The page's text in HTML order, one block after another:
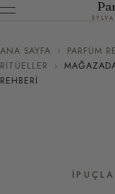
ANA SAYFA › PARFÜM
RITÜELLER
›
REHBERI